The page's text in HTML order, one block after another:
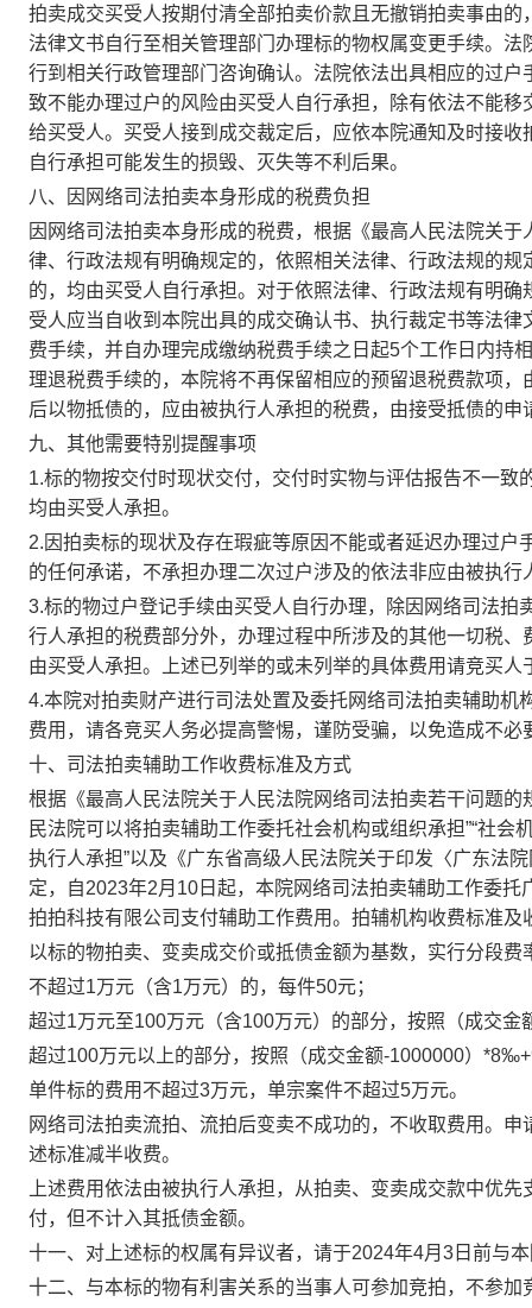
拍卖成交买受人按期付清全部拍卖价款且无撤销拍卖事由
法律文书自行至相关管理部门办理标的物权属变更手续。
行到相关行政管理部门咨询确认。法院依法出具相应的过
致不能办理过户的风险由买受人自行承担，除有依法不能
给买受人。买受人接到成交裁定后，应依本院通知及时接
自行承担可能发生的损毁、灭失等不利后果。
八、因网络司法拍卖本身形成的税费负担
因网络司法拍卖本身形成的税费，根据《最高人民法院关
律、行政法规有明确规定的，依照相关法律、行政法规的
的，均由买受人自行承担。对于依照法律、行政法规有明
受人应当自收到本院出具的成交确认书、执行裁定书等法律
费手续，并自办理完成缴纳税费手续之日起5个工作日内持
理退税费手续的，本院将不再保留相应的预留退税费款项
后以物抵债的，应由被执行人承担的税费，由接受抵债的
九、其他需要特别提醒事项
1.标的物按交付时现状交付，交付时实物与评估报告不一
均由买受人承担。
2.因拍卖标的现状及存在瑕疵等原因不能或者延迟办理过
的任何承诺，不承担办理二次过户涉及的依法非应由被执行
3.标的物过户登记手续由买受人自行办理，除因网络司法
行人承担的税费部分外，办理过程中所涉及的其他一切税
由买受人承担。上述已列举的或未列举的具体费用请竞买
4.本院对拍卖财产进行司法处置及委托网络司法拍卖辅助
费用，请各竞买人务必提高警惕，谨防受骗，以免造成不必
十、司法拍卖辅助工作收费标准及方式
根据《最高人民法院关于人民法院网络司法拍卖若干问题的
民法院可以将拍卖辅助工作委托社会机构或组织承担”“社
执行人承担”以及《广东省高级人民法院关于印发〈广东法
定，自2023年2月10日起，本院网络司法拍卖辅助工作委
拍拍科技有限公司支付辅助工作费用。拍辅机构收费标准及
以标的物拍卖、变卖成交价或抵债金额为基数，实行分段费
不超过1万元（含1万元）的，每件50元；
超过1万元至100万元（含100万元）的部分，按照（成交金
超过100万元以上的部分，按照（成交金额-1000000）
单件标的费用不超过3万元，单宗案件不超过5万元。
网络司法拍卖流拍、流拍后变卖不成功的，不收取费用。
述标准减半收费。
上述费用依法由被执行人承担，从拍卖、变卖成交款中优
付，但不计入其抵债金额。
十一、对上述标的权属有异议者，请于2024年4月3日前与
十二、与本标的物有利害关系的当事人可参加竞拍，不参